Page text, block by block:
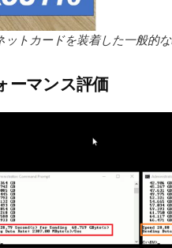
トカードを装着した一般的な
ーマンス評価